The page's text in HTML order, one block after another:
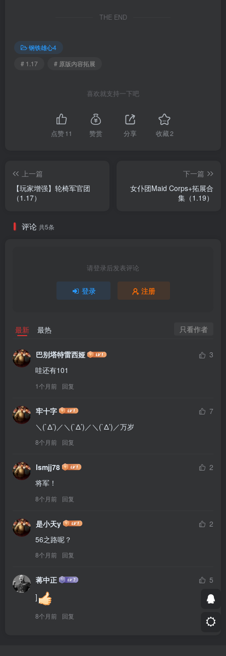
THE END
钢铁雄心4
# 1.17
# 原版内容拓展
喜欢就支持一下吧
点赞11 赞赏 分享 收藏2
上一篇
【玩家增强】轮椅军官团
（1.17）
下一篇
女仆团Maid Corps+拓展合
集（1.19）
评论 共5条
请登录后发表评论
登录 注册
最新 最热 只看作者
巴别塔特雷西娅
3
哇还有101
1个月前 回复
牢十字
7
＼(`Δ’)／＼(`Δ’)／＼(`Δ’)／万岁
8个月前 回复
lsmjj78
2
将军！
8个月前 回复
是小天y
2
56之路呢？
8个月前 回复
蒋中正
5
]
8个月前 回复